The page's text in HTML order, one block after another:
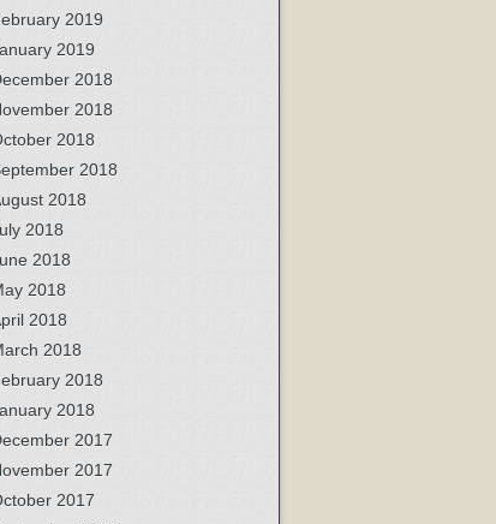
2019
2019
2018
2018
2018
2018
2018
2018
2018
2018
2018
2018
2018
2018
2017
2017
2017